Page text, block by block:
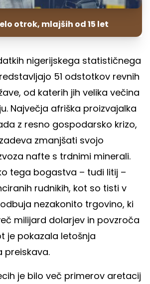
otrok, mlajših od 15 let
nigerijskega statističnega
51 odstotkov revnih
od katerih jih velika večina
Največja afriška proizvajalka
z resno gospodarsko krizo,
zmanjšati svojo
nafte s trdnimi minerali.
tega bogastva – tudi litij –
rudnikih, kot so tisti v
nezakonito trgovino, ki
milijard dolarjev in povzroča
je pokazala letošnja
preiskava.
je bilo več primerov aretacij